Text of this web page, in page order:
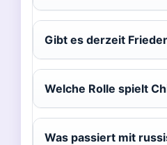
Gibt es derzeit
Welche Rolle spielt
Was passiert mit